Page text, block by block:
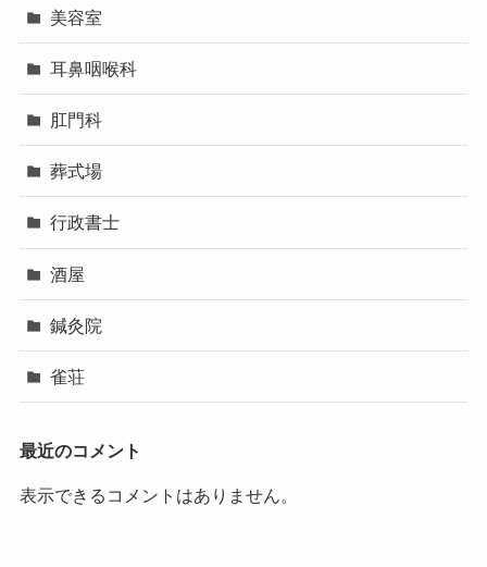
美容室
耳鼻咽喉科
肛門科
葬式場
行政書士
酒屋
鍼灸院
雀荘
最近のコメント
表示できるコメントはありません。